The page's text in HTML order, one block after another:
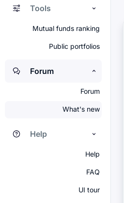
Tools
Mutual funds ranking
Public portfolios
Forum
Forum
What's new
Help
Help
FAQ
UI tour